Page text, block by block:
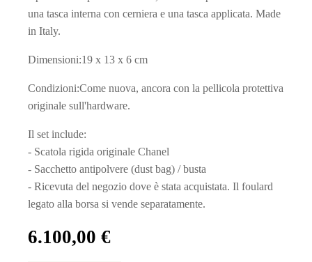
una tasca interna con cerniera e una tasca applicata. Made
in Italy.
Dimensioni:19 x 13 x 6 cm
Condizioni:Come nuova, ancora con la pellicola protettiva
originale sull'hardware.
Il set include:
- Scatola rigida originale Chanel
- Sacchetto antipolvere (dust bag) / busta
- Ricevuta del negozio dove è stata acquistata. Il foulard
legato alla borsa si vende separatamente.
6.100,00 €